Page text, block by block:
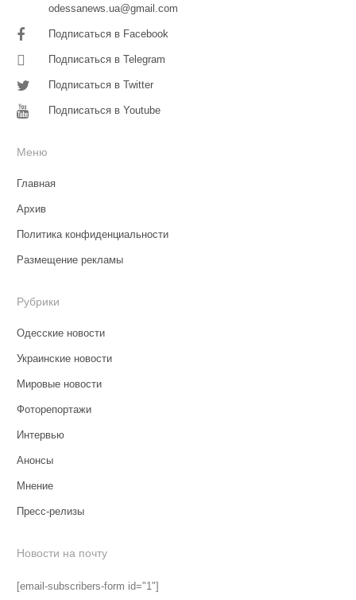
odessanews.ua@gmail.com
Подписаться в Facebook
Подписаться в Telegram
Подписаться в Twitter
Подписаться в Youtube
Меню
Главная
Архив
Политика конфиденциальности
Размещение рекламы
Рубрики
Одесские новости
Украинские новости
Мировые новости
Фоторепортажи
Интервью
Анонсы
Мнение
Пресс-релизы
Новости на почту
[email-subscribers-form id="1"]